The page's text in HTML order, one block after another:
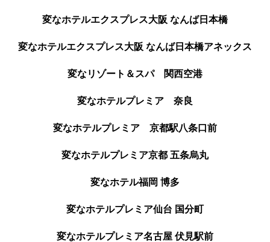
変なホテルエクスプレス大阪 なんば日本橋
変なホテルエクスプレス大阪 なんば日本橋アネックス
変なリゾート＆スパ 関西空港
変なホテルプレミア 奈良
変なホテルプレミア 京都駅八条口前
変なホテルプレミア京都 五条烏丸
変なホテル福岡 博多
変なホテルプレミア仙台 国分町
変なホテルプレミア名古屋 伏見駅前